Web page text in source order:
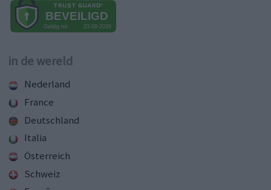
in de wereld
Nederland
France
Deutschland
Italia
Österreich
Schweiz